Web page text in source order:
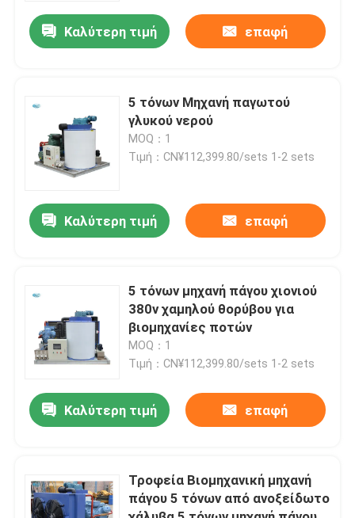
Καλύτερη τιμή επαφή
5 τόνων Μηχανή παγωτού
γλυκού νερού
MOQ：1
Τιμή：CN¥112,399.80/sets 1-2 sets
Καλύτερη τιμή επαφή
5 τόνων μηχανή πάγου χιονιού
380v χαμηλού θορύβου για
βιομηχανίες ποτών
MOQ：1
Τιμή：CN¥112,399.80/sets 1-2 sets
Καλύτερη τιμή επαφή
Τροφεία Βιομηχανική μηχανή
πάγου 5 τόνων από ανοξείδωτο